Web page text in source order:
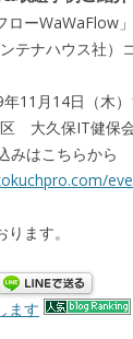
ローWaWaFlow
テナハウス社）
11月14日（木
大久保IT健保
みはこちらから
ます。
ます